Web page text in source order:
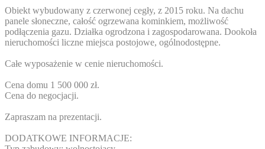
Obiekt wybudowany z czerwonej cegły, z 2015 roku. Na dachu
panele słoneczne, całość ogrzewana kominkiem, możliwość
podłączenia gazu. Działka ogrodzona i zagospodarowana. Dookoła
nieruchomości liczne miejsca postojowe, ogólnodostępne.
Całe wyposażenie w cenie nieruchomości.
Cena domu 1 500 000 zł.
Cena do negocjacji.
Zapraszam na prezentacji.
DODATKOWE INFORMACJE: